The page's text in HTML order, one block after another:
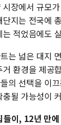
시장에서 규모
단지는 전국에
는 적었음에도
는 넓은 대지
거 환경을 제공
의 선택을 이
충될 가능성이
이, 12년 만